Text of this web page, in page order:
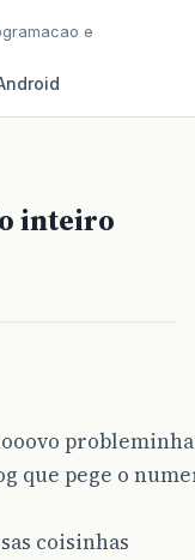
e
inteiro
probleminha
que pege o
coisinhas